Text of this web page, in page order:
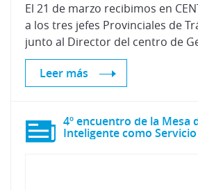
El 21 de marzo recibimos en
a los tres jefes Provinciales de
Leer más
4º encuentro de la Mesa
Inteligente como Servicio